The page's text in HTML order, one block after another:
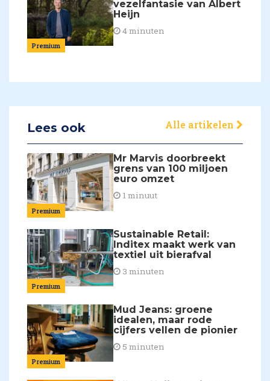
Premium
vezelfantasie van Albert
Heijn
4 minuten
Lees ook Alle artikelen
Premium
Mr Marvis doorbreekt
grens van 100 miljoen
euro omzet
1 minuut
Premium
Sustainable Retail:
Inditex maakt werk van
textiel uit bierafval
3 minuten
Premium
Mud Jeans: groene
idealen, maar rode
cijfers vellen de pionier
5 minuten